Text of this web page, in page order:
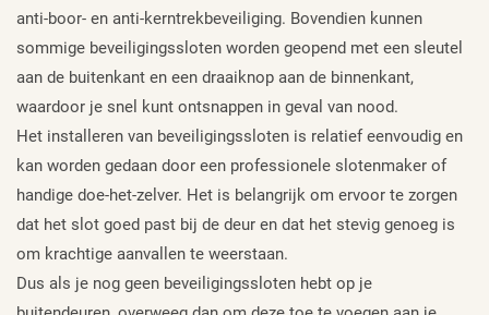
anti-boor- en anti-kerntrekbeveiliging. Bovendien kunnen
sommige beveiligingssloten worden geopend met een sleutel
aan de buitenkant en een draaiknop aan de binnenkant,
waardoor je snel kunt ontsnappen in geval van nood.
Het installeren van beveiligingssloten is relatief eenvoudig en
kan worden gedaan door een professionele slotenmaker of
handige doe-het-zelver. Het is belangrijk om ervoor te zorgen
dat het slot goed past bij de deur en dat het stevig genoeg is
om krachtige aanvallen te weerstaan.
Dus als je nog geen beveiligingssloten hebt op je